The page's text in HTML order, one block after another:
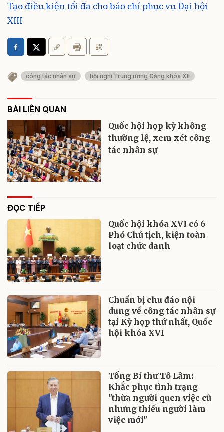
Tạo điều kiện tối đa cho báo chí phục vụ Đại hội
XIII
công tác nhân sự hội nghị Trung ương Đảng khóa XII
BÀI LIÊN QUAN
Quốc hội họp kỳ không
thường lệ, xem xét công
tác nhân sự
ĐỌC TIẾP
Quốc hội khóa XVI có 6
Phó Chủ tịch, kiện toàn
loạt chức danh
Chuẩn bị chu đáo nội
dung về công tác nhân sự
tại Kỳ họp thứ nhất, Quốc
hội khóa XVI
Tổng Bí thư Tô Lâm:
Khắc phục tình trạng
"thừa người quen việc cũ
nhưng thiếu người làm
việc mới"